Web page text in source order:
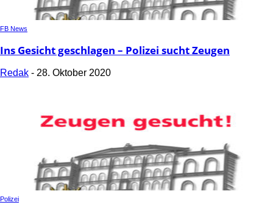
FB News
Ins Gesicht geschlagen – Polizei sucht Zeugen
Redak - 28. Oktober 2020
Polizei